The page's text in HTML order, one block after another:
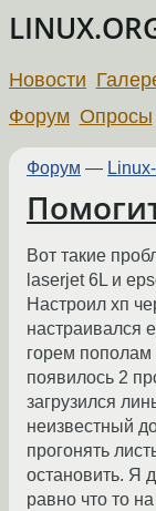
Новости
Форум Опросы
Форум —
Вот такие
laserjet 6L и
Настроил хп
настраивался
горем пополам
появилось 2
загрузился
неизвестный
прогонять
остановить. Я
равно что то